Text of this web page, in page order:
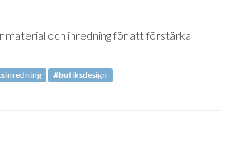
material och inredning för att förstärka
#butiksdesign